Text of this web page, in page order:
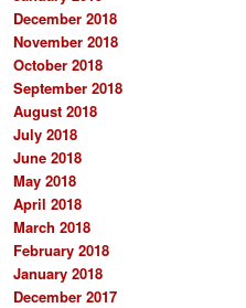
December 2018
November 2018
October 2018
September 2018
August 2018
July 2018
June 2018
May 2018
April 2018
March 2018
February 2018
January 2018
December 2017